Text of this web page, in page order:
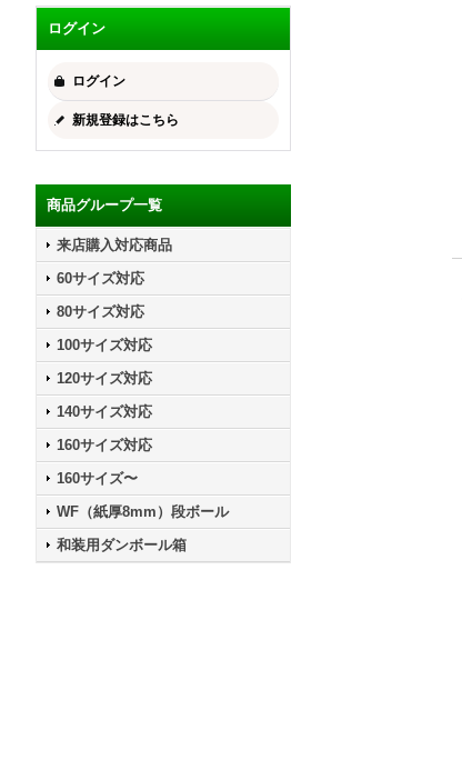
ログイン
ログイン
新規登録はこちら
商品グループ一覧
来店購入対応商品
60サイズ対応
80サイズ対応
100サイズ対応
120サイズ対応
140サイズ対応
160サイズ対応
160サイズ〜
WF（紙厚8mm）段ボール
和装用ダンボール箱